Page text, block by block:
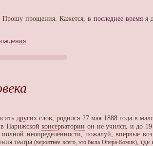
прощения. Кажется, в последнее времяя
других слов, родился 27 мая 1888 года в
в Парижскойконсерватории он не учился, и до
неопределённости, пожалуй, впервые
театра(вероятнее всего, это была Опера́-Комик), где